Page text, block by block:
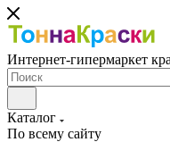
Интернет-гипермаркет
Каталог
По всему сайту